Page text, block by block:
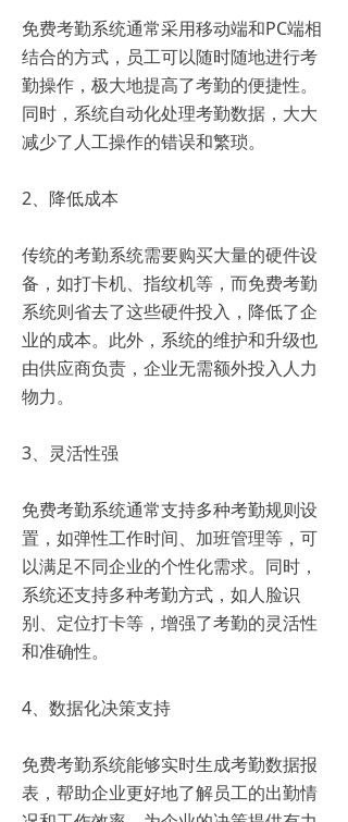
免费考勤系统通常采用移动端和PC端相
结合的方式，员工可以随时随地进行考
勤操作，极大地提高了考勤的便捷性。
同时，系统自动化处理考勤数据，大大
减少了人工操作的错误和繁琐。
2、降低成本
传统的考勤系统需要购买大量的硬件设
备，如打卡机、指纹机等，而免费考勤
系统则省去了这些硬件投入，降低了企
业的成本。此外，系统的维护和升级也
由供应商负责，企业无需额外投入人力
物力。
3、灵活性强
免费考勤系统通常支持多种考勤规则设
置，如弹性工作时间、加班管理等，可
以满足不同企业的个性化需求。同时，
系统还支持多种考勤方式，如人脸识
别、定位打卡等，增强了考勤的灵活性
和准确性。
4、数据化决策支持
免费考勤系统能够实时生成考勤数据报
表，帮助企业更好地了解员工的出勤情